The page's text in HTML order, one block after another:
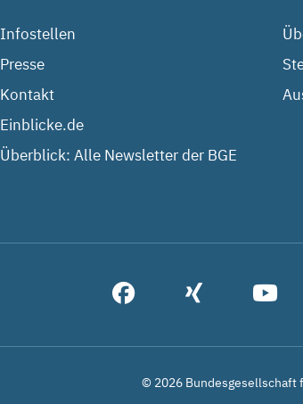
Infostellen
Presse
Kontakt
Einblicke.de
Überblick: Alle Newsletter der BGE
© 2026 Bundesgesellschaft